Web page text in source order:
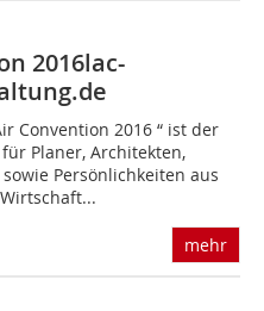
2016lac-
Convention 2016 “ ist der
Planer, Architekten,
Persönlichkeiten aus
mehr